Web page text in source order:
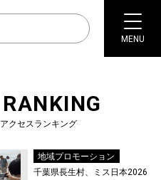
MENU
RANKING
アクセスランキング
地域プロモーション
千葉県長生村、ミス日本2026